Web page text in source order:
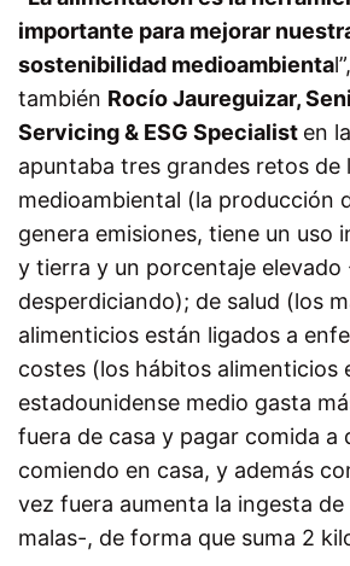
importante para mejorar
sostenibilidad medioambienta
también Rocío Jaureguizar,
Servicing & ESG Specialist en
apuntaba tres grandes retos de
medioambiental (la producción
genera emisiones, tiene un uso
y tierra y un porcentaje elevado
desperdiciando); de salud (los
alimenticios están ligados a
costes (los hábitos alimenticios
estadounidense medio gasta
fuera de casa y pagar comida a
comiendo en casa, y además
vez fuera aumenta la ingesta
malas-, de forma que suma 2